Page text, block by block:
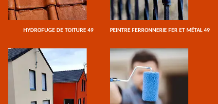
HYDROFUGE DE TOITURE 49 PEINTRE FERRONNERIE FER ET MÉTAL 49